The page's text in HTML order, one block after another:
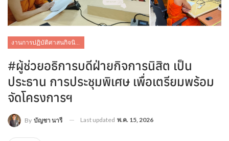
#ผู้ช่วยอธิการบดีฝ่ายกิจการนิสิต เป็น
ประธาน การประชุมพิเศษ เพื่อเตรียมพร้อม
จัดโครงการฯ
By บัญชา นารี Last updated พ.ค. 15, 2026